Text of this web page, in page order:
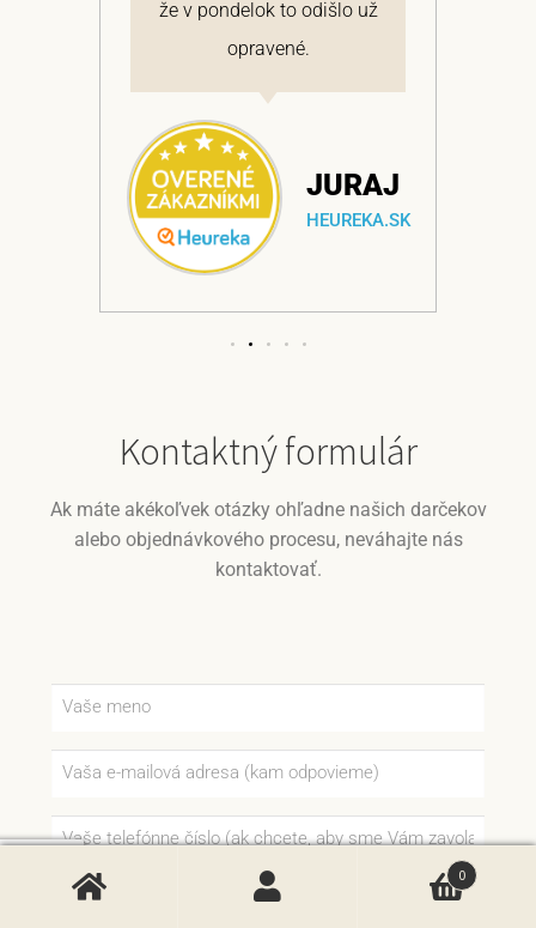
že v pondelok to odišlo už
opravené.
JURAJ
HEUREKA.SK
Kontaktný formulár
Ak máte akékoľvek otázky ohľadne našich darčekov
alebo objednávkového procesu, neváhajte nás
kontaktovať.
0